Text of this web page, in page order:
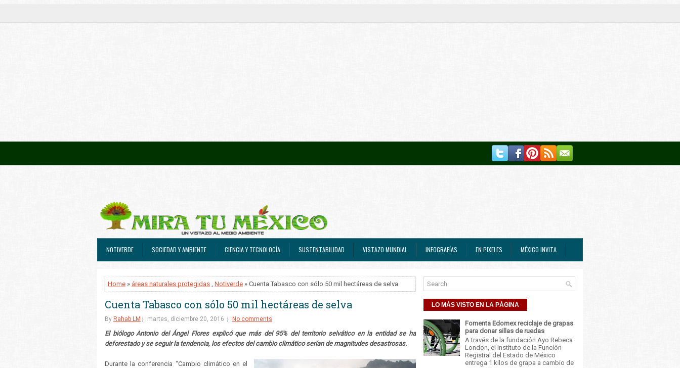
NOTIVERDE SOCIEDAD Y AMBIENTE CIENCIA Y TECNOLOGÍA SUSTENTABILIDAD VISTAZO MUNDIAL INFOGRAFÍAS EN PIXELES MÉXICO INVITA
Home » áreas naturales protegidas , Notiverde » Cuenta Tabasco con sólo 50 mil hectáreas de selva
Cuenta Tabasco con sólo 50 mil hectáreas de selva
By Rahab LM martes, diciembre 20, 2016 No comments
El biólogo Antonio del Ángel Flores explicó que más del 95% del territorio selvático en la entidad se ha
deforestado y se seguir la tendencia, los efectos del cambio climático serían de magnitudes desastrosas.
Durante la conferencia “Cambio climático en el
LO MÁS VISTO EN LA PÁGINA
Fomenta Edomex reciclaje de grapas
para donar sillas de ruedas
A través de la fundación Ayo Rebeca
London, el Instituto de la Función
Registral del Estado de México
entrega 1 kilos de grapa a cambio de